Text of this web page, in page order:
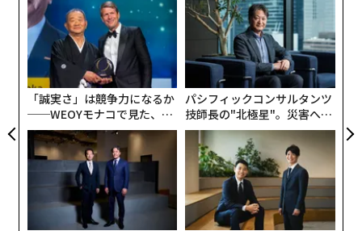
「誠実さ」は競争力になるか
──WEOYモナコで見た、く
ら寿司の経営哲学
パシフィックコンサルタンツ
技師長の"北極星"。災害への
無力感を乗り越え見つけた、
防災一筋20年の答え